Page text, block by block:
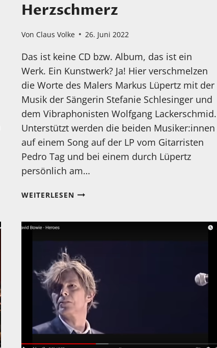
Herzschmerz
Von Claus Volke 26. Juni 2022
Das ist keine CD bzw. Album, das ist ein
Werk. Ein Kunstwerk? Ja! Hier verschmelzen
die Worte des Malers Markus Lüpertz mit der
Musik der Sängerin Stefanie Schlesinger und
dem Vibraphonisten Wolfgang Lackerschmid.
Unterstützt werden die beiden Musiker:innen
auf einem Song auf der LP vom Gitarristen
Pedro Tag und bei einem durch Lüpertz
persönlich am…
WEITERLESENMEIN
STEFANIE
WOLFGANG
LACKERSCHMID:
HERZSCHMERZ